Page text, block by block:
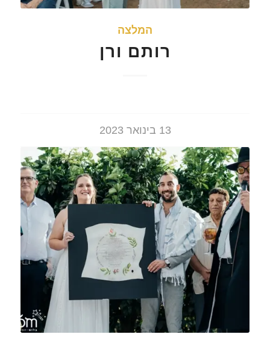
המלצה
רותם ורן
13 בינואר 2023